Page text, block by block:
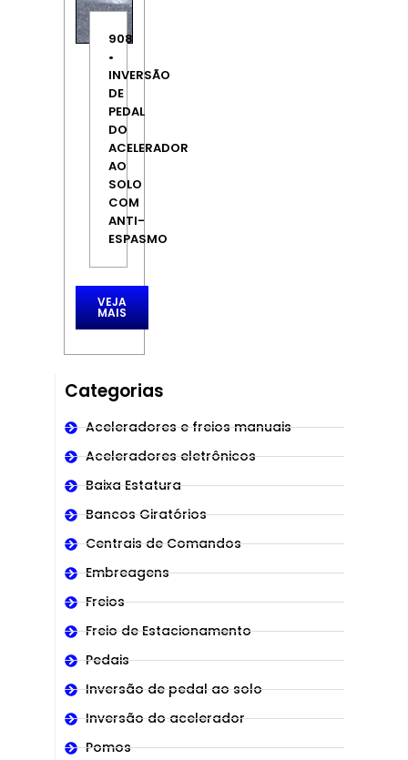
908
•
INVERSÃO
DE
PEDAL
DO
ACELERADOR
AO
SOLO
COM
ANTI-
ESPASMO
VEJA
MAIS
Categorias
Aceleradores e freios manuais
Aceleradores eletrônicos
Baixa Estatura
Bancos Giratórios
Centrais de Comandos
Embreagens
Freios
Freio de Estacionamento
Pedais
Inversão de pedal ao solo
Inversão do acelerador
Pomos